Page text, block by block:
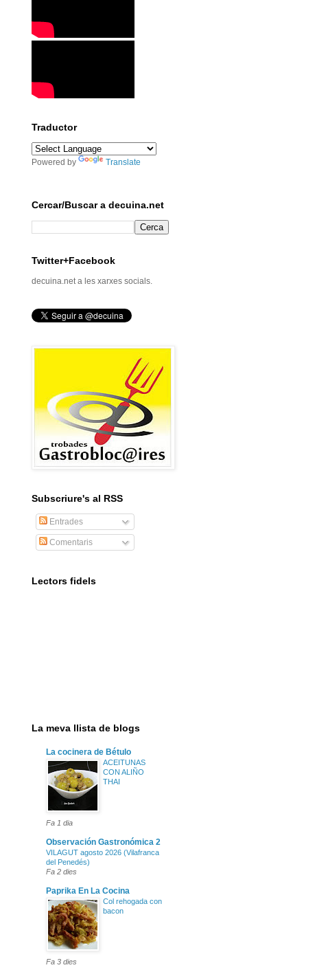
Traductor
Powered by Translate
Cercar/Buscar a decuina.net
Twitter+Facebook
decuina.net a les xarxes socials.
Subscriure's al RSS
Entrades
Comentaris
Lectors fidels
La meva llista de blogs
La cocinera de Bétulo
ACEITUNAS
CON ALIÑO
THAI
Fa 1 dia
Observación Gastronómica 2
VILAGUT agosto 2026 (Vilafranca
del Penedés)
Fa 2 dies
Paprika En La Cocina
Col rehogada con
bacon
Fa 3 dies